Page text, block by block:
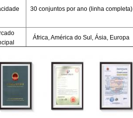
30 conjuntos por ano (linha completa)
África, América do Sul, Ásia, Europa